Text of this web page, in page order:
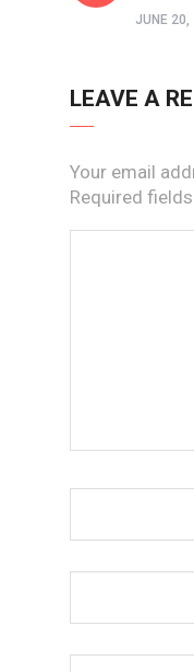
JUNE 20,
LEAVE A
Your email
Required